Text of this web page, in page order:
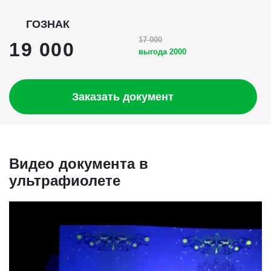
ГОЗНАК
19 000
17 000
выгода 2000
Заказать документ
Видео документа в
ультрафиолете